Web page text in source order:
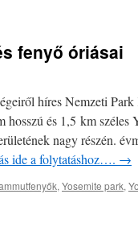
fenyő óriásai
híres Nemzeti
és 1,5 km széles
nagy részén.
ide a folytatáshoz…. →
, Yosemite park,